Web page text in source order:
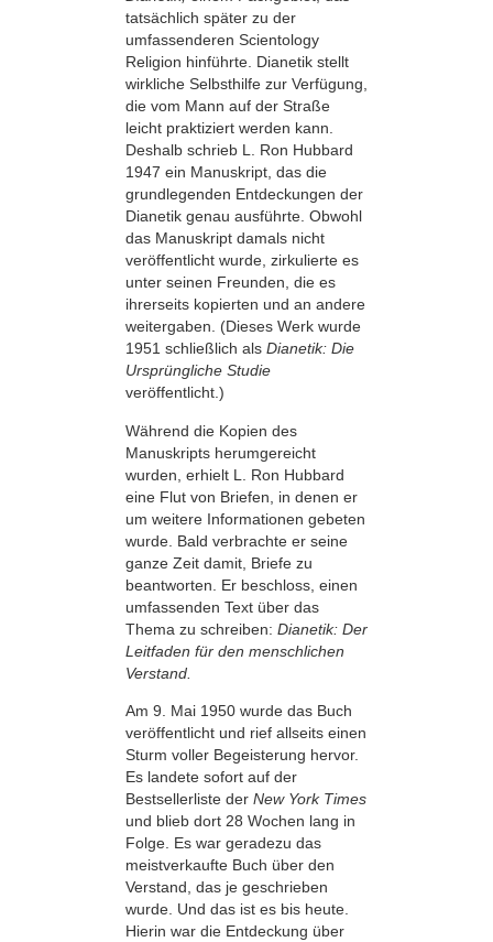
tatsächlich später zu der
umfassenderen Scientology
Religion hinführte. Dianetik stellt
wirkliche Selbsthilfe zur Verfügung,
die vom Mann auf der Straße
leicht praktiziert werden kann.
Deshalb schrieb L. Ron Hubbard
1947 ein Manuskript, das die
grundlegenden Entdeckungen der
Dianetik genau ausführte. Obwohl
das Manuskript damals nicht
veröffentlicht wurde, zirkulierte es
unter seinen Freunden, die es
ihrerseits kopierten und an andere
weitergaben. (Dieses Werk wurde
1951 schließlich als Dianetik: Die
Ursprüngliche Studie
veröffentlicht.)
Während die Kopien des
Manuskripts herumgereicht
wurden, erhielt L. Ron Hubbard
eine Flut von Briefen, in denen er
um weitere Informationen gebeten
wurde. Bald verbrachte er seine
ganze Zeit damit, Briefe zu
beantworten. Er beschloss, einen
umfassenden Text über das
Thema zu schreiben: Dianetik: Der
Leitfaden für den menschlichen
Verstand.
Am 9. Mai 1950 wurde das Buch
veröffentlicht und rief allseits einen
Sturm voller Begeisterung hervor.
Es landete sofort auf der
Bestsellerliste der New York Times
und blieb dort 28 Wochen lang in
Folge. Es war geradezu das
meistverkaufte Buch über den
Verstand, das je geschrieben
wurde. Und das ist es bis heute.
Hierin war die Entdeckung über